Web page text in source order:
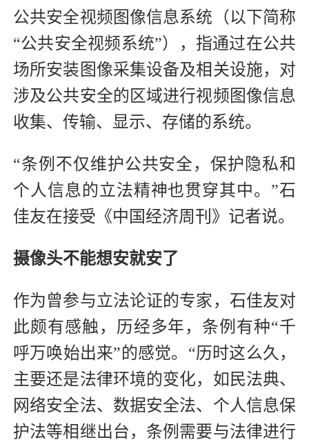
公共安全视频图像信息系统（以下简称
“公共安全视频系统”），指通过在公共
场所安装图像采集设备及相关设施，对
涉及公共安全的区域进行视频图像信息
收集、传输、显示、存储的系统。
“条例不仅维护公共安全，保护隐私和
个人信息的立法精神也贯穿其中。”石
佳友在接受《中国经济周刊》记者说。
摄像头不能想安就安了
作为曾参与立法论证的专家，石佳友对
此颇有感触，历经多年，条例有种“千
呼万唤始出来”的感觉。“历时这么久，
主要还是法律环境的变化，如民法典、
网络安全法、数据安全法、个人信息保
护法等相继出台，条例需要与法律进行